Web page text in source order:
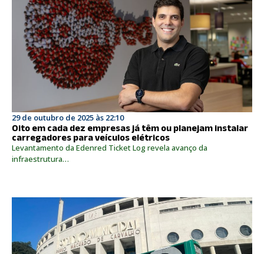
29 de outubro de 2025 às 22:10
Oito em cada dez empresas já têm ou planejam instalar
carregadores para veículos elétricos
Levantamento da Edenred Ticket Log revela avanço da
infraestrutura…